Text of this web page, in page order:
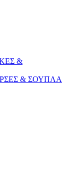
&
& ΣΟΥΠΛΑ